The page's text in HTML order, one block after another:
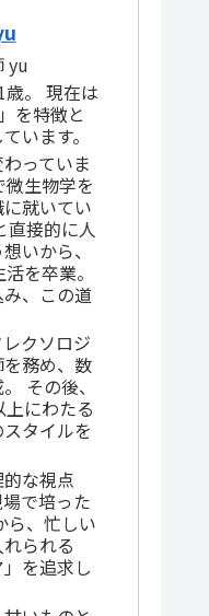
yu
。 現在は
を特徴と
います。
っていま
生物学を
就いてい
直接的に人
いから、
を卒業。
、この道
クソロジ
務め、数
その後、
にわたる
タイルを
的な視点
で培った
ら、忙しい
られる
」を追求し